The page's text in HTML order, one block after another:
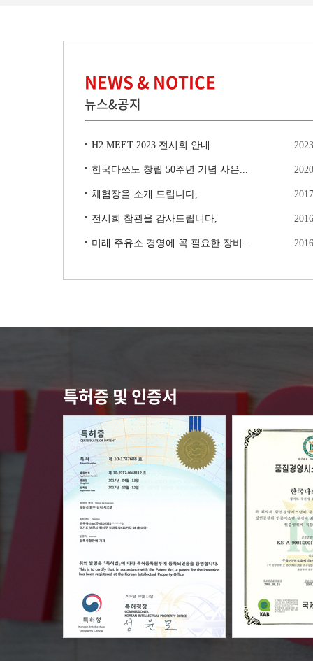
NEWS & NOTICE
뉴스&공지
H2 MEET 2023 전시회 안내
한국다쓰노 창립 50주년 기념 사은...
체험장을 소개 드립니다,
전시회 참관을 감사드립니다,
미래 주유소 경영에 꼭 필요한 장비...
특허증 및 인증서